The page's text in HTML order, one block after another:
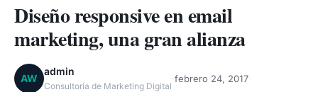
Diseño responsive en email
marketing, una gran alianza
AW
admin
Consultoría de Marketing Digital
febrero 24, 2017